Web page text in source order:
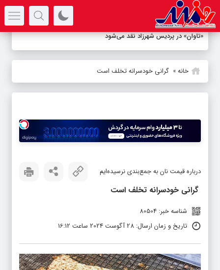
«تاوان» در پردیس شهرزاد نقد می‌شود
خانه» گرانی خودسرانه تخلف است
درباره قیمت نان به جمع‌بندی نرسیده‌ایم
گرانی خودسرانه تخلف است
شناسه خبر: 80504
تاریخ و زمان ارسال: 28 آگوست 2024 ساعت 16:12